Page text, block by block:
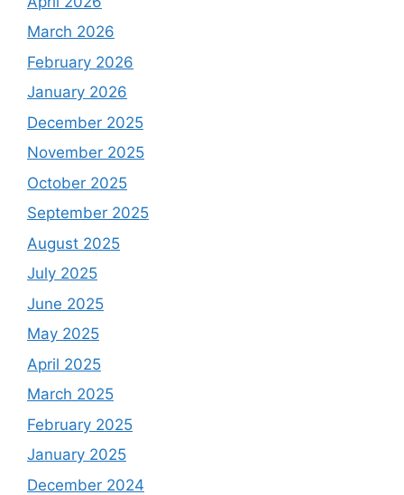
March 2026
February 2026
January 2026
December 2025
November 2025
October 2025
September 2025
August 2025
July 2025
June 2025
May 2025
April 2025
March 2025
February 2025
January 2025
December 2024